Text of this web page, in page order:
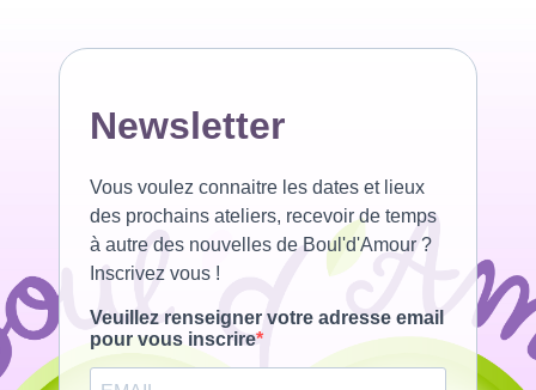
Newsletter
Vous voulez connaitre les dates et lieux
des prochains ateliers, recevoir de temps
à autre des nouvelles de Boul'd'Amour ?
Inscrivez vous !
Veuillez renseigner votre adresse email
pour vous inscrire